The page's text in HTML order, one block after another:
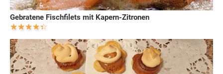
Gebratene Fischfilets mit Kapern-Zitronen